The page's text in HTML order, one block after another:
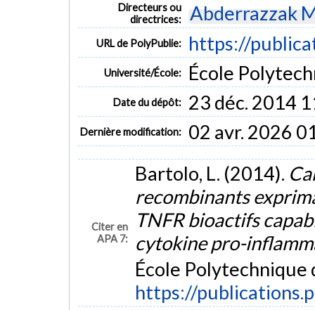
Directeurs ou
directrices:
Abderrazzak
URL de PolyPublie: https://
Université/École: École
Date du dépôt: 23 déc. 2014
Dernière modification: 02 avr. 2026
Citer en
APA 7:
Bartolo, L. (2014).
recombinants
TNFR bioactifs
cytokine pro-
École
https://